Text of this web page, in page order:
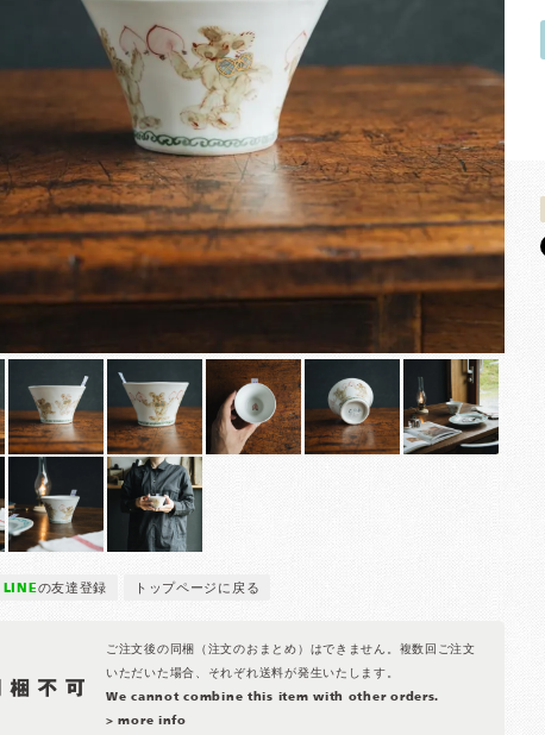
LINEの友達登録 トップページに戻る
ご注文後の同梱（注文のおまとめ）はできません。複数回ご注文
いただいた場合、それぞれ送料が発生いたします。
We cannot combine this item with other orders.
> more info